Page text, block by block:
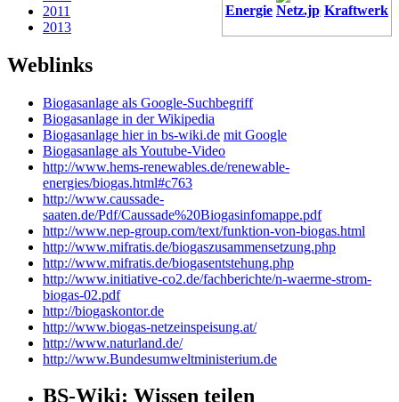
Energie Kraftwerk
2011
2013
Weblinks
Biogasanlage als Google-Suchbegriff
Biogasanlage in der Wikipedia
Biogasanlage hier in bs-wiki.de mit Google
Biogasanlage als Youtube-Video
http://www.hems-renewables.de/renewable-
energies/biogas.html#c763
http://www.caussade-
saaten.de/Pdf/Caussade%20Biogasinfomappe.pdf
http://www.nep-group.com/text/funktion-von-biogas.html
http://www.mifratis.de/biogaszusammensetzung.php
http://www.mifratis.de/biogasentstehung.php
http://www.initiative-co2.de/fachberichte/n-waerme-strom-
biogas-02.pdf
http://biogaskontor.de
http://www.biogas-netzeinspeisung.at/
http://www.naturland.de/
http://www.Bundesumweltministerium.de
BS-Wiki: Wissen teilen